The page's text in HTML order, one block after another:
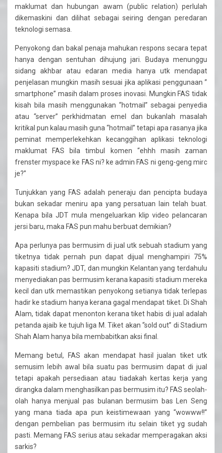
maklumat dan hubungan awam (public relation) perlulah
dikemaskini dan dilihat sebagai seiring dengan peredaran
teknologi semasa.
Penyokong dan bakal penaja mahukan respons secara tepat
hanya dengan sentuhan dihujung jari. Budaya menunggu
sidang akhbar atau edaran media hanya utk mendapat
penjelasan mungkin masih sesuai jika aplikasi penggunaan ”
smartphone” masih dalam proses inovasi. Mungkin FAS tidak
kisah bila masih menggunakan “hotmail” sebagai penyedia
atau “server” perkhidmatan emel dan bukanlah masalah
kritikal pun kalau masih guna “hotmail” tetapi apa rasanya jika
peminat memperlekehkan kecanggihan aplikasi teknologi
maklumat FAS bila timbul komen “ehhh masih zaman
frenster myspace ke FAS ni? ke admin FAS ni geng-geng mirc
je?”
Tunjukkan yang FAS adalah peneraju dan pencipta budaya
bukan sekadar meniru apa yang persatuan lain telah buat.
Kenapa bila JDT mula mengeluarkan klip video pelancaran
jersi baru, maka FAS pun mahu berbuat demikian?
Apa perlunya pas bermusim di jual utk sebuah stadium yang
tiketnya tidak pernah pun dapat dijual menghampiri 75%
kapasiti stadium? JDT, dan mungkin Kelantan yang terdahulu
menyediakan pas bermusim kerana kapasiti stadium mereka
kecil dan utk memastikan penyokong setianya tidak terlepas
hadir ke stadium hanya kerana gagal mendapat tiket. Di Shah
Alam, tidak dapat menonton kerana tiket habis di jual adalah
petanda ajaib ke tujuh liga M. Tiket akan “sold out” di Stadium
Shah Alam hanya bila membabitkan aksi final.
Memang betul, FAS akan mendapat hasil jualan tiket utk
semusim lebih awal bila suatu pas bermusim dapat di jual
tetapi apakah persediaan atau tiadakah kertas kerja yang
dirangka dalam menghasilkan pas bermusim itu? FAS seolah-
olah hanya menjual pas bulanan bermusim bas Len Seng
yang mana tiada apa pun keistimewaan yang “wowww!!”
dengan pembelian pas bermusim itu selain tiket yg sudah
pasti. Memang FAS serius atau sekadar memperagakan aksi
sarkis?